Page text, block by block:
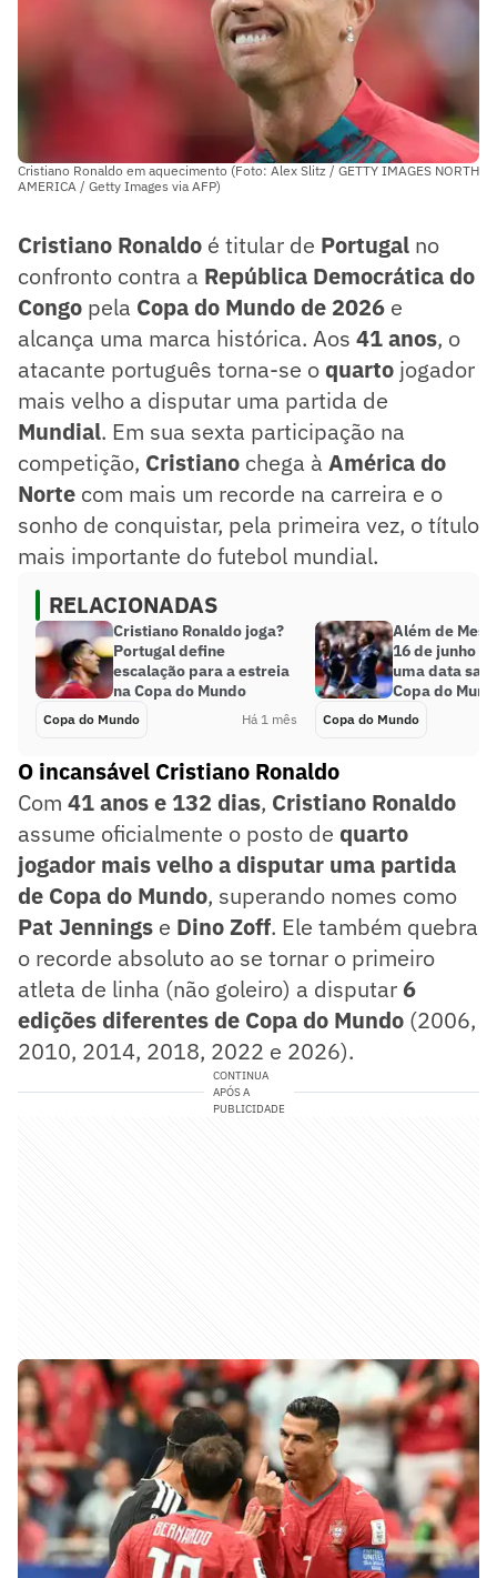
Cristiano Ronaldo em aquecimento (Foto: Alex Slitz / GETTY IMAGES NORTH
AMERICA / Getty Images via AFP)
Cristiano Ronaldo é titular de Portugal no
confronto contra a República Democrática do
Congo pela Copa do Mundo de 2026 e
alcança uma marca histórica. Aos 41 anos, o
atacante português torna-se o quarto jogador
mais velho a disputar uma partida de
Mundial. Em sua sexta participação na
competição, Cristiano chega à América do
Norte com mais um recorde na carreira e o
sonho de conquistar, pela primeira vez, o título
mais importante do futebol mundial.
RELACIONADAS
Cristiano Ronaldo joga?
Portugal define
escalação para a estreia
na Copa do Mundo
Copa do Mundo Há 1 mês
Além de
16 de junho
uma data
Copa do
Copa do Mundo
O incansável Cristiano Ronaldo
Com 41 anos e 132 dias, Cristiano Ronaldo
assume oficialmente o posto de quarto
jogador mais velho a disputar uma partida
de Copa do Mundo, superando nomes como
Pat Jennings e Dino Zoff. Ele também quebra
o recorde absoluto ao se tornar o primeiro
atleta de linha (não goleiro) a disputar6
edições diferentes de Copa do Mundo (2006,
2010, 2014, 2018, 2022 e 2026).
CONTINUA
APÓS A
PUBLICIDADE